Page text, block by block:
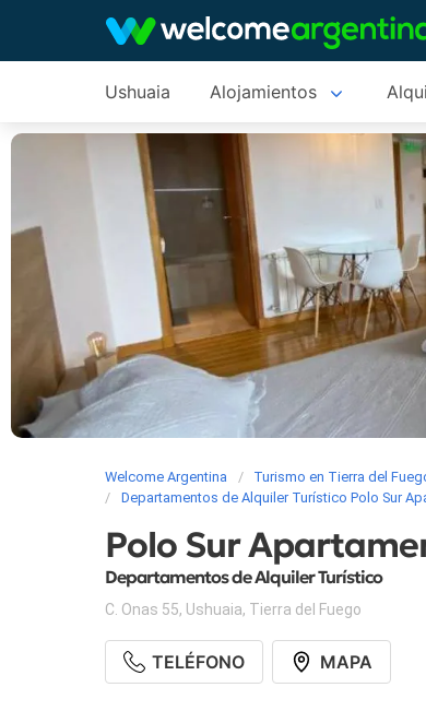
Ushuaia Alojamientos
Welcome Argentina Turismo en Tierra del
Departamentos de Alquiler Turístico Polo Sur
Polo Sur
Departamentos de Alquiler Turístico
C. Onas 55, Ushuaia, Tierra del Fuego
TELÉFONO MAPA